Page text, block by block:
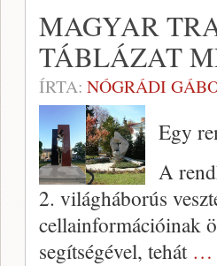
MAGYAR
TÁBLÁZAT
ÍRTA: NÓGRÁDI
Egy
A
2. világháborús
cellainformációinak
segítségével, tehát …